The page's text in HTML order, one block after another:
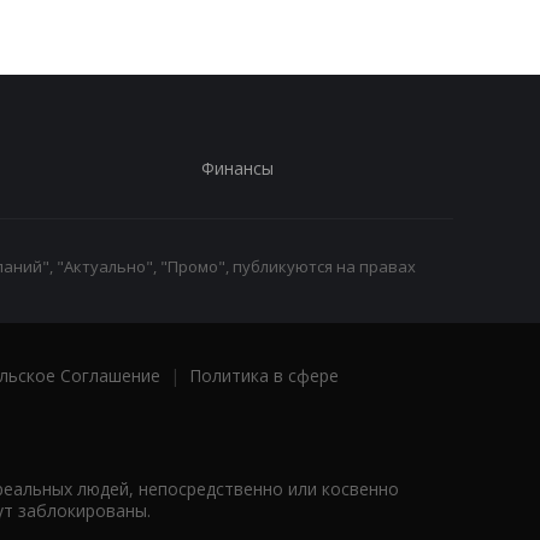
Финансы
"Актуально", "Промо", публикуются на правах
Соглашение |
Политика в сфере
людей, непосредственно или косвенно
заблокированы.